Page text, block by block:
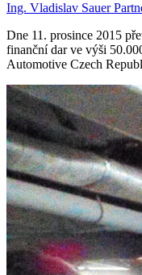
Ing. Vladislav Sauer
Dne 11. prosince 2015
finanční dar ve výši
Automotive Czech